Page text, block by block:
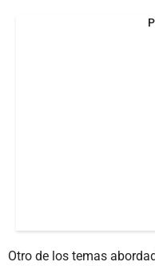
Otro de los temas